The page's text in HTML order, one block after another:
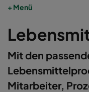
Menü
Mit den
Mitarbeiter,